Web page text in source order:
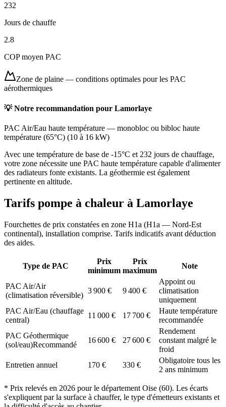
232
Jours de chauffe
2.8
COP moyen PAC
Zone de plaine — conditions optimales pour les PAC
aérothermiques
💡 Notre recommandation pour Lamorlaye
PAC Air/Eau haute température — monobloc ou bibloc haute
température (65°C) (10 à 16 kW)
Avec une température de base de -15°C et 232 jours de chauffage,
votre zone nécessite une PAC haute température capable d'alimenter
des radiateurs fonte existants. La géothermie est également
pertinente en altitude.
Tarifs pompe à chaleur à Lamorlaye
Fourchettes de prix constatées en zone H1a (H1a — Nord-Est
continental), installation comprise. Tarifs indicatifs avant déduction
des aides.
Type de PAC
Prix
minimum
Prix
maximum
Note
PAC Air/Air
(climatisation réversible)
3 900 € 9 400 €
Appoint ou
climatisation
uniquement
PAC Air/Eau (chauffage
central)
11 000 € 17 700 €
Haute température
recommandée
PAC Géothermique
(sol/eau)Recommandé
16 600 € 27 600 €
Rendement
constant malgré le
froid
Entretien annuel
170 € 330 €
Obligatoire tous les
2 ans minimum
* Prix relevés en 2026 pour le département Oise (60). Les écarts
s'expliquent par la surface à chauffer, le type d'émetteurs existants et